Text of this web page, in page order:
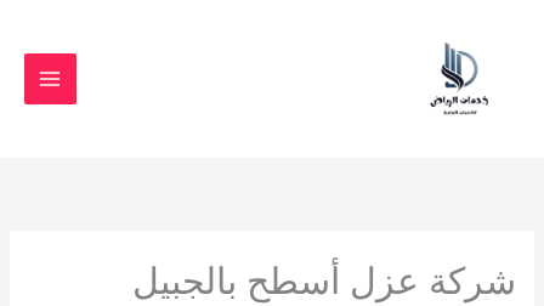
شركة عزل أسطح بالجبيل